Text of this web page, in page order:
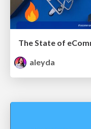
aleyda